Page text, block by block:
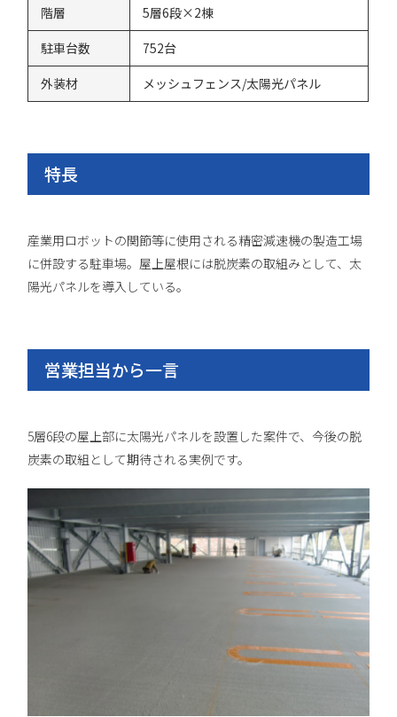
階層
5層6段×2棟
駐車台数
752台
外装材
メッシュフェンス/太陽光パネル
特長
産業用ロボットの関節等に使用される精密減速機の製造工場
に併設する駐車場。屋上屋根には脱炭素の取組みとして、太
陽光パネルを導入している。
営業担当から一言
5層6段の屋上部に太陽光パネルを設置した案件で、今後の脱
炭素の取組として期待される実例です。